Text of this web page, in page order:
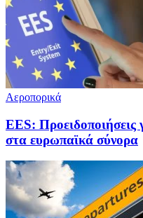
Αεροπορικά
EES: Προειδοποιήσεις
στα ευρωπαϊκά σύνορα